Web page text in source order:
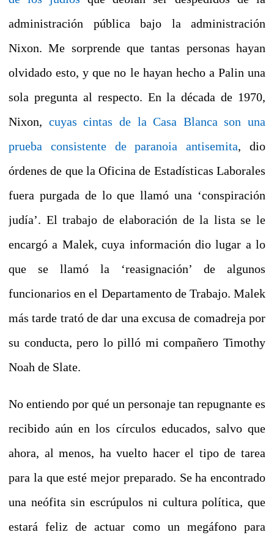
administración pública bajo la administración
Nixon.Me sorprende que tantas personas hayan
olvidado esto, y que no le hayan hecho a Palin una
sola pregunta al respecto. En la década de 1970,
Nixon, cuyas cintas de la Casa Blanca son una
prueba consistente de paranoia antisemita, dio
órdenes de que la Oficina de Estadísticas Laborales
fuera purgada de lo que llamó una ‘conspiración
judía’. El trabajo de elaboración de la lista se le
encargó a Malek, cuya información dio lugar a lo
que se llamó la ‘reasignación’ de algunos
funcionarios en el Departamento de Trabajo. Malek
más tarde trató de dar una excusa de comadreja por
su conducta, pero lo pilló mi compañero Timothy
Noah de Slate.
No entiendo por qué un personaje tan repugnante es
recibido aún en los círculos educados, salvo que
ahora, al menos, ha vuelto hacer el tipo de tarea
para la que esté mejor preparado. Se ha encontrado
una neófita sin escrúpulos ni cultura política, que
estará feliz de actuar como un megáfono para